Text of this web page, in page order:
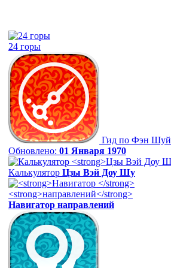
24 горы
Гид по Фэн Шуй
Обновлено: 01 Января 1970
Калькулятор Цзы Вэй Доу Шу
Навигатор направлений